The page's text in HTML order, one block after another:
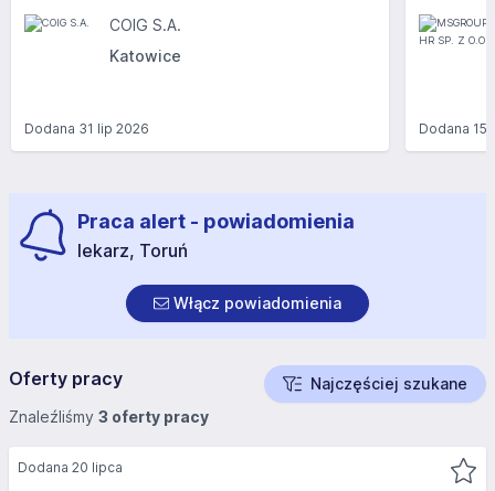
COIG S.A.
Katowice
Dodana 31 lip 2026 Dodana 15
Praca alert - powiadomienia
lekarz, Toruń
Włącz powiadomienia
Oferty pracy
Najczęściej szukane
Znaleźliśmy 3 oferty pracy
Dodana 20 lipca